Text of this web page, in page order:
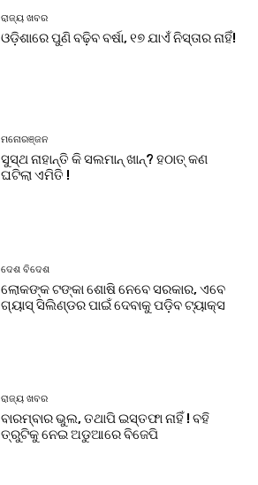
ରାଜ୍ୟ ଖବର
ଓଡ଼ିଶାରେ ପୁଣି ବଢ଼ିବ ବର୍ଷା, ୧୭ ଯାଏଁ ନିସ୍ତାର ନାହିଁ!
ମନୋରଞ୍ଜନ
ସୁସ୍ଥ ନାହାନ୍ତି କି ସଲମାନ୍ ଖାନ୍? ହଠାତ୍ କଣ
ଘଟିଲା ଏମିତି !
ଦେଶ ବିଦେଶ
ଲୋକଙ୍କ ଟଙ୍କା ଶୋଷି ନେବେ ସରକାର, ଏବେ
ଗ୍ୟାସ୍ ସିଲିଣ୍ଡର ପାଇଁ ଦେବାକୁ ପଡ଼ିବ ଟ୍ୟାକ୍ସ
ରାଜ୍ୟ ଖବର
ବାରମ୍ବାର ଭୁଲ, ତଥାପି ଇସ୍ତଫା ନାହିଁ ! ବହି
ତ୍ରୁଟିକୁ ନେଇ ଅଡୁଆରେ ବିଜେପି